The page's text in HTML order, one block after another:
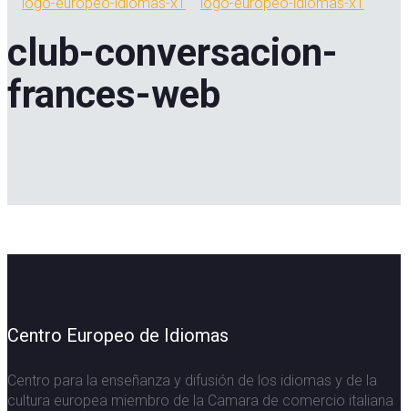
club-conversacion-
frances-web
Centro Europeo de Idiomas
Centro para la enseñanza y difusión de los idiomas y de la
cultura europea miembro de la Camara de comercio italiana